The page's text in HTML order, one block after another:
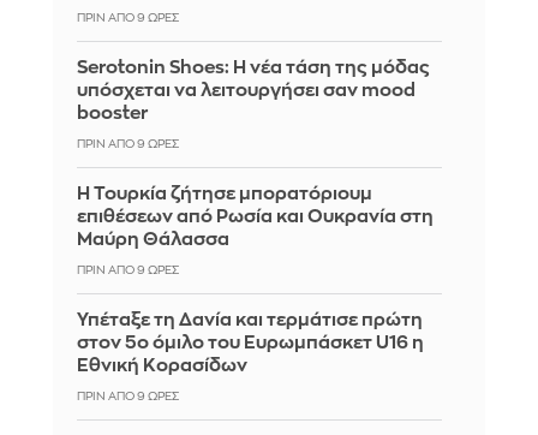
ΠΡΙΝ ΑΠΌ 9 ΏΡΕΣ
Serotonin Shoes: Η νέα τάση της μόδας
υπόσχεται να λειτουργήσει σαν mood
booster
ΠΡΙΝ ΑΠΌ 9 ΏΡΕΣ
Η Τουρκία ζήτησε μπορατόριουμ
επιθέσεων από Ρωσία και Ουκρανία στη
Μαύρη Θάλασσα
ΠΡΙΝ ΑΠΌ 9 ΏΡΕΣ
Υπέταξε τη Δανία και τερμάτισε πρώτη
στον 5ο όμιλο του Ευρωμπάσκετ U16 η
Εθνική Κορασίδων
ΠΡΙΝ ΑΠΌ 9 ΏΡΕΣ